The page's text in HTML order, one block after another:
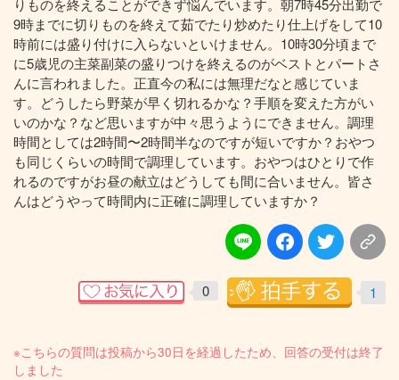
りものを終えることができず悩んでいます。朝7時45分出勤で
9時までに切りものを終えて茹でたり炒めたり仕上げをして10
時前には盛り付けに入らないといけません。10時30分頃まで
に5歳児の主菜副菜の盛りつけを終えるのがベストとパートさ
んに言われました。正直今の私には無理だなと感じていま
す。どうしたら野菜が早く切れるかな？手順を変えた方がい
いのかな？など思いますが中々思うようにできません。調理
時間としては2時間〜2時間半なのですが短いですか？おやつ
も同じくらいの時間で調理しています。おやつはひとりで作
れるのですがお昼の献立はどうしても間に合いません。皆さ
んはどうやって時間内に正確に調理していますか？
0 1
※こちらの質問は投稿から30日を経過したため、回答の受付は終了
しました